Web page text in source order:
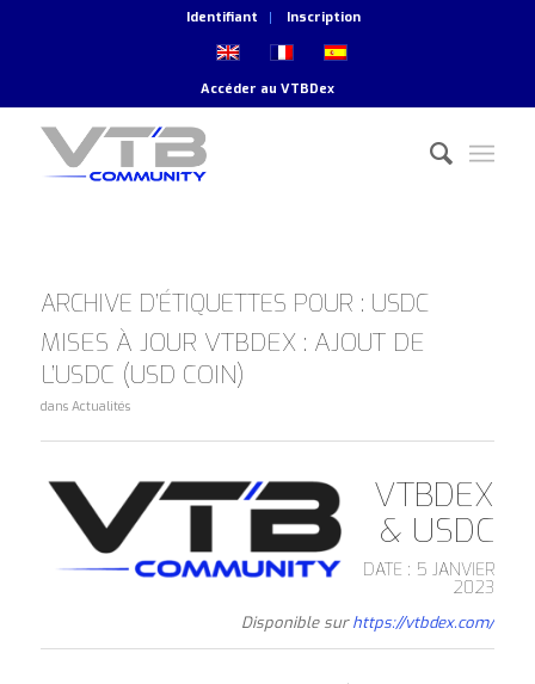
Identifiant Inscription
Accéder au VTBDex
ARCHIVE D’ÉTIQUETTES POUR : USDC
MISES À JOUR VTBDEX : AJOUT DE
L’USDC (USD COIN)
dans Actualités
VTBDEX
& USDC
DATE : 5 JANVIER
2023
Disponible surhttps://vtbdex.com/